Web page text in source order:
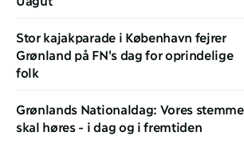
Stor kajakparade i København fejrer
Grønland på FN's dag for oprindelige
folk
Grønlands Nationaldag: Vores stemme
skal høres - i dag og i fremtiden